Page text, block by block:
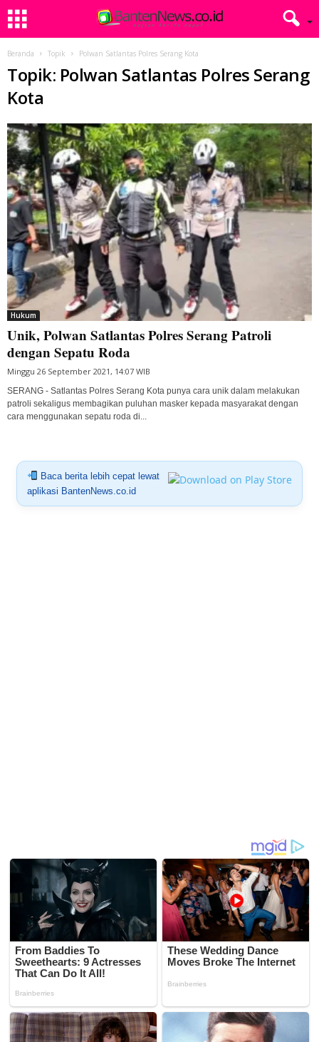
Beranda Topik Polwan Satlantas Polres Serang Kota
Topik: Polwan Satlantas Polres Serang
Kota
Hukum
Unik, Polwan Satlantas Polres Serang Patroli
dengan Sepatu Roda
Minggu 26 September 2021, 14:07 WIB
SERANG - Satlantas Polres Serang Kota punya cara unik dalam melakukan
patroli sekaligus membagikan puluhan masker kepada masyarakat dengan
cara menggunakan sepatu roda di...
Baca berita lebih cepat lewat
aplikasi BantenNews.co.id